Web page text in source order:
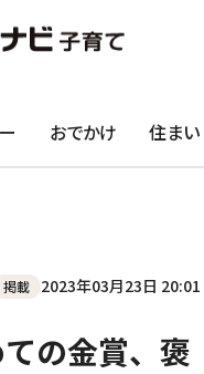
おでかけ 住まい
掲載 2023年03月23日 20:01
の金賞、褒